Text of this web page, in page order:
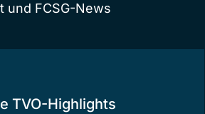
und FCSG-News
TVO-Highlights